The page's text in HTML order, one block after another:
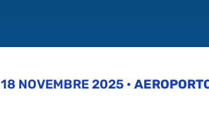
18 NOVEMBRE 2025 •